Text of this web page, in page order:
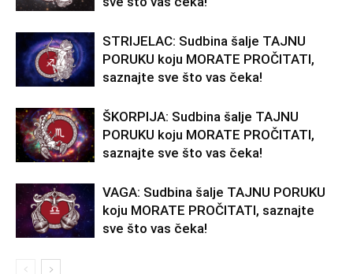
STRIJELAC: Sudbina šalje TAJNU
PORUKU koju MORATE PROČITATI,
saznajte sve što vas čeka!
ŠKORPIJA: Sudbina šalje TAJNU
PORUKU koju MORATE PROČITATI,
saznajte sve što vas čeka!
VAGA: Sudbina šalje TAJNU PORUKU
koju MORATE PROČITATI, saznajte
sve što vas čeka!